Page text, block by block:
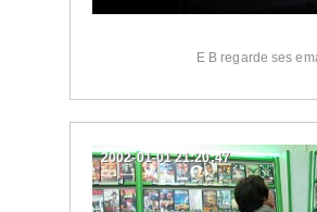
E B regarde ses
2002-01-01 21:20:47